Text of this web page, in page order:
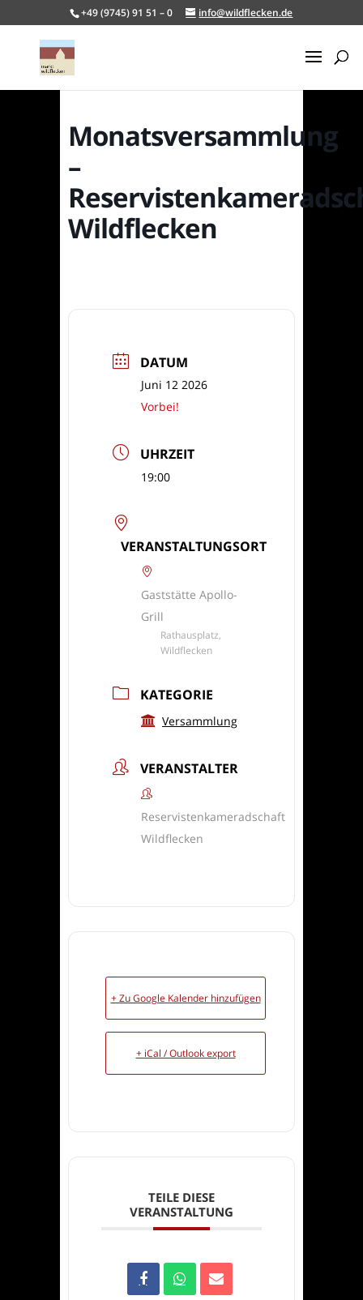
+49 (9745) 91 51 – 0 info@wildflecken.de
Monatsversammlung
–
Wildflecken
DATUM
Juni 12 2026
Vorbei!
UHRZEIT
19:00
VERANSTALTUNGSORT
Gaststätte Apollo-
Grill
Rathausplatz,
Wildflecken
KATEGORIE
Versammlung
VERANSTALTER
Reservistenkameradschaft
Wildflecken
+ Zu Google Kalender hinzufügen
+ iCal / Outlook export
TEILE DIESE
VERANSTALTUNG